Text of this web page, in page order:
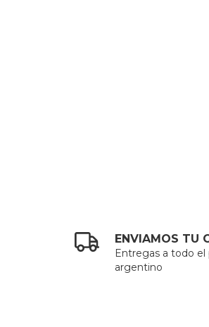
ENVIAMOS TU
Entregas a todo el
argentino